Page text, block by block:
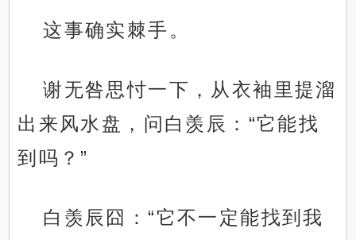
这事确实棘手。
谢无咎思忖一下，从衣袖里提溜
出来风水盘，问白羡辰：“它能找
到吗？”
白羡辰囧：“它不一定能找到我